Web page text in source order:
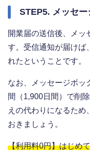
STEP5. メッセー
開業届の送信後、メッ
す。受信通知が届けば
れたということです。
なお、メッセージボッ
間（1,900日間）で削
えの代わりになるため
おきましょう。
【利用料0円】はじめ